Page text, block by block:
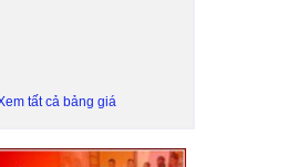
tất cả bảng giá